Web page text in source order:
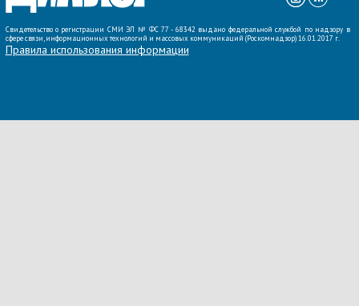
Свидетельство о регистрации СМИ ЭЛ № ФС 77 - 68342 выдано федеральной службой по надзору в
сфере связи, информационных технологий и массовых коммуникаций (Роскомнадзор) 16.01.2017 г.
Правила использования информации